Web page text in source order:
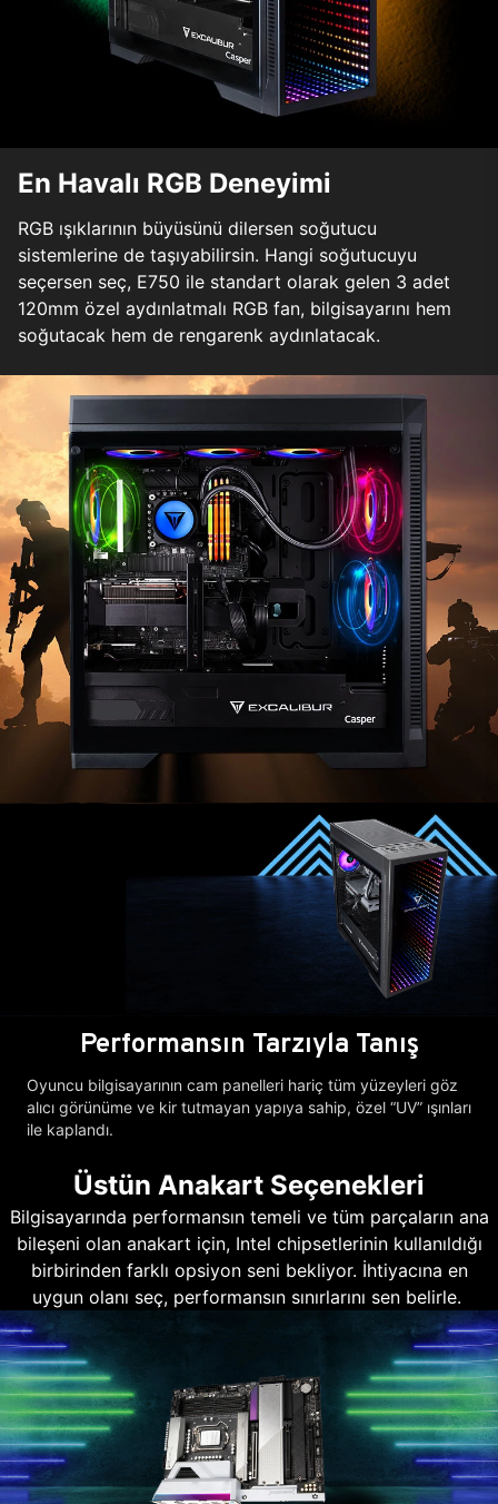
En Havalı RGB Deneyimi
RGB ışıklarının büyüsünü dilersen soğutucu
sistemlerine de taşıyabilirsin. Hangi soğutucuyu
seçersen seç, E750 ile standart olarak gelen 3 adet
120mm özel aydınlatmalı RGB fan, bilgisayarını hem
soğutacak hem de rengarenk aydınlatacak.
Performansın Tarzıyla Tanış
Oyuncu bilgisayarının cam panelleri hariç tüm yüzeyleri göz
alıcı görünüme ve kir tutmayan yapıya sahip, özel “UV” ışınları
ile kaplandı.
Üstün Anakart Seçenekleri
Bilgisayarında performansın temeli ve tüm parçaların ana
bileşeni olan anakart için, Intel chipsetlerinin kullanıldığı
birbirinden farklı opsiyon seni bekliyor. İhtiyacına en
uygun olanı seç, performansın sınırlarını sen belirle.